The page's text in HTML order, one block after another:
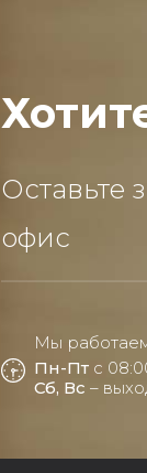
Оставьте
офис
Мы
Пн-Пт с
Сб, Вс –